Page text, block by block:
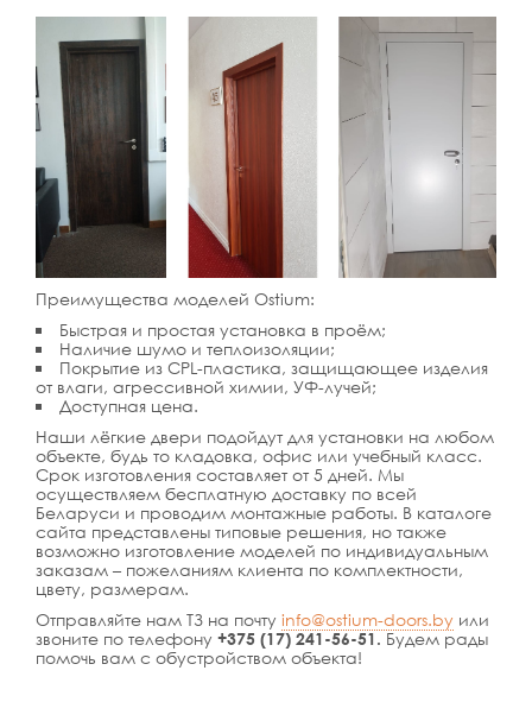
Преимущества моделей Ostium:
Быстрая и простая установка в проём;
Наличие шумо и теплоизоляции;
Покрытие из CPL-пластика, защищающее изделия
от влаги, агрессивной химии, УФ-лучей;
Доступная цена.
Наши лёгкие двери подойдут для установки на любом
объекте, будь то кладовка, офис или учебный класс.
Срок изготовления составляет от 5 дней. Мы
осуществляем бесплатную доставку по всей
Беларуси и проводим монтажные работы. В каталоге
сайта представлены типовые решения, но также
возможно изготовление моделей по индивидуальным
заказам – пожеланиям клиента по комплектности,
цвету, размерам.
Отправляйте нам ТЗ на почту info@ostium-doors.by или
звоните по телефону +375 (17) 241-56-51. Будем рады
помочь вам с обустройством объекта!